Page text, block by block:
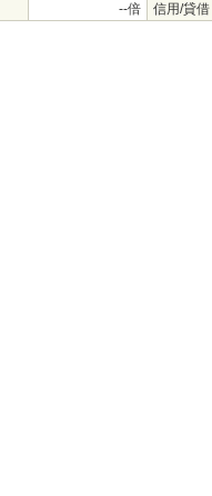
--倍 信用/貸借